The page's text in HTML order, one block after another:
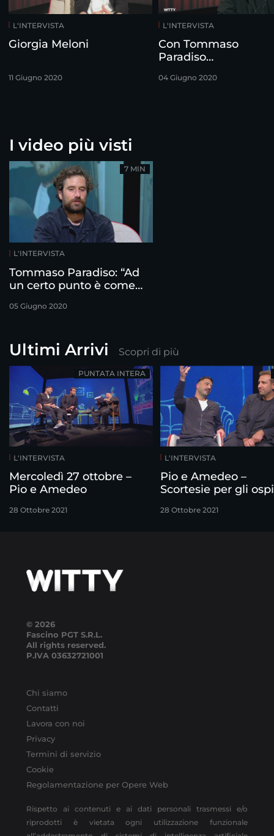
L'INTERVISTA
Giorgia Meloni
11 Giugno 2020
L'INTERVISTA
Con Tommaso
Paradiso…
04 Giugno 2020
I video più visti
L'INTERVISTA
Tommaso Paradiso: “Ad
un certo punto è come
rotto”
05 Giugno 2020
7 MIN
Ultimi Arrivi Scopri di più
L'INTERVISTA
Mercoledì 27 ottobre –
Pio e Amedeo
28 Ottobre 2021
PUNTATA INTERA
L'INTERVISTA
Pio e Amedeo –
Scortesie per gli
28 Ottobre 2021
© 2026
Fascino PGT S.R.L.
All rights reserved.
P.IVA 03632721001
Chi siamo
Contatti
Lavora con noi
Privacy
Termini di servizio
Cookie
Regolamentazione per Opere Web
Rispetto ai contenuti e ai dati personali trasmessi e/o
riprodotti è vietata ogni utilizzazione funzionale